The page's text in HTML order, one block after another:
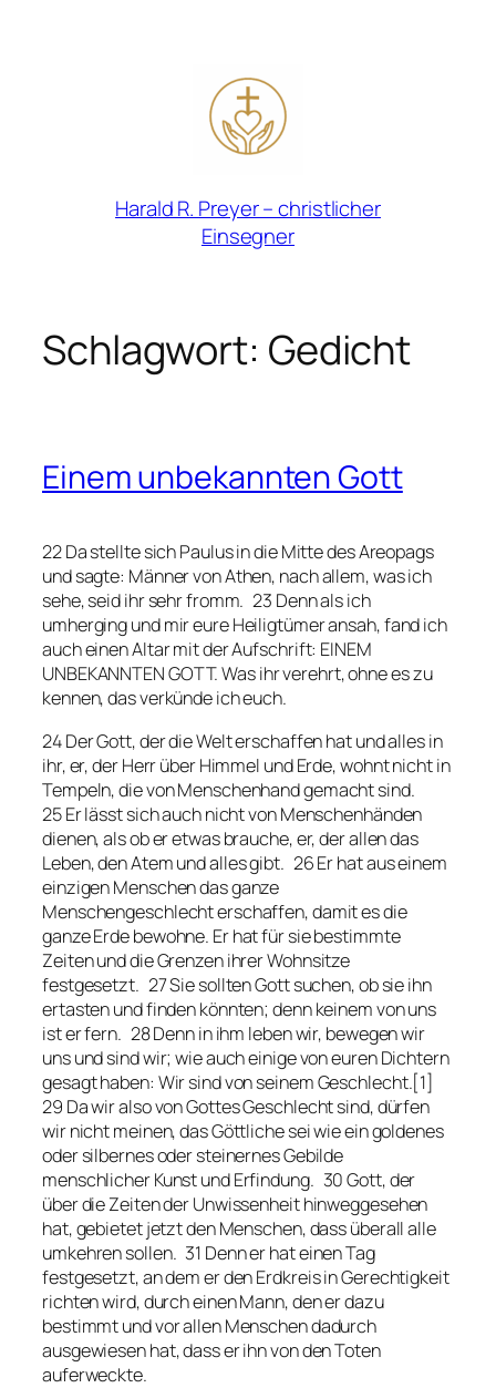
Harald R. Preyer – christlicher
Einsegner
Schlagwort: Gedicht
Einem unbekannten Gott
22 Da stellte sich Paulus in die Mitte des Areopags
und sagte: Männer von Athen, nach allem, was ich
sehe, seid ihr sehr fromm. 23 Denn als ich
umherging und mir eure Heiligtümer ansah, fand ich
auch einen Altar mit der Aufschrift: EINEM
UNBEKANNTEN GOTT. Was ihr verehrt, ohne es zu
kennen, das verkünde ich euch.
24 Der Gott, der die Welt erschaffen hat und alles in
ihr, er, der Herr über Himmel und Erde, wohnt nicht in
Tempeln, die von Menschenhand gemacht sind.
25 Er lässt sich auch nicht von Menschenhänden
dienen, als ob er etwas brauche, er, der allen das
Leben, den Atem und alles gibt. 26 Er hat aus einem
einzigen Menschen das ganze
Menschengeschlecht erschaffen, damit es die
ganze Erde bewohne. Er hat für sie bestimmte
Zeiten und die Grenzen ihrer Wohnsitze
festgesetzt. 27 Sie sollten Gott suchen, ob sie ihn
ertasten und finden könnten; denn keinem von uns
ist er fern. 28 Denn in ihm leben wir, bewegen wir
uns und sind wir; wie auch einige von euren Dichtern
gesagt haben: Wir sind von seinem Geschlecht.[1]
29 Da wir also von Gottes Geschlecht sind, dürfen
wir nicht meinen, das Göttliche sei wie ein goldenes
oder silbernes oder steinernes Gebilde
menschlicher Kunst und Erfindung. 30 Gott, der
über die Zeiten der Unwissenheit hinweggesehen
hat, gebietet jetzt den Menschen, dass überall alle
umkehren sollen. 31 Denn er hat einen Tag
festgesetzt, an dem er den Erdkreis in Gerechtigkeit
richten wird, durch einen Mann, den er dazu
bestimmt und vor allen Menschen dadurch
ausgewiesen hat, dass er ihn von den Toten
auferweckte.